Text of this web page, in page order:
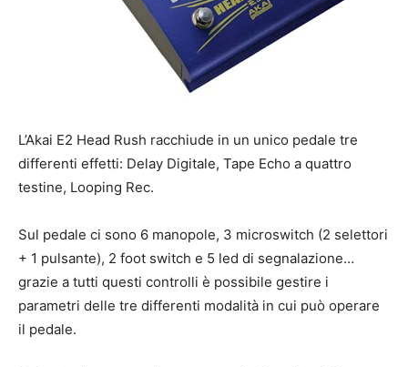
L’Akai E2 Head Rush racchiude in un unico pedale tre
differenti effetti: Delay Digitale, Tape Echo a quattro
testine, Looping Rec.
Sul pedale ci sono 6 manopole, 3 microswitch (2 selettori
+ 1 pulsante), 2 foot switch e 5 led di segnalazione…
grazie a tutti questi controlli è possibile gestire i
parametri delle tre differenti modalità in cui può operare
il pedale.